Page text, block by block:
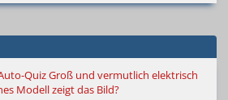
Groß und vermutlich elektrisch
Modell zeigt das Bild?